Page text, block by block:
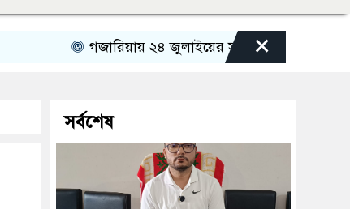
গজারিয়ায় ২৪ জুলাইয়ের স্মৃতিচারণ: গুমের ভয়াবহ
×
সর্বশেষ